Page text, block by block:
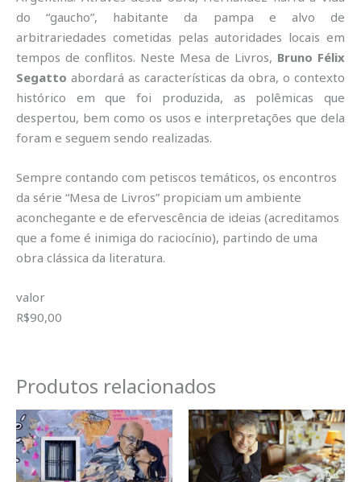
do “gaucho”, habitante da pampa e alvo de
arbitrariedades cometidas pelas autoridades locais em
tempos de conflitos. Neste Mesa de Livros, Bruno Félix
Segatto abordará as características da obra, o contexto
histórico em que foi produzida, as polêmicas que
despertou, bem como os usos e interpretações que dela
foram e seguem sendo realizadas.
Sempre contando com petiscos temáticos, os encontros
da série “Mesa de Livros” propiciam um ambiente
aconchegante e de efervescência de ideias (acreditamos
que a fome é inimiga do raciocínio), partindo de uma
obra clássica da literatura.
valor
R$90,00
Produtos relacionados